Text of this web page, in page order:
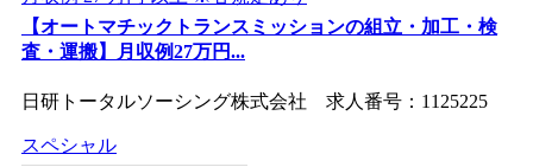
【オートマチックトランスミッションの組立・加工・検
査・運搬】月収例27万円...
日研トータルソーシング株式会社 求人番号：1125225
スペシャル